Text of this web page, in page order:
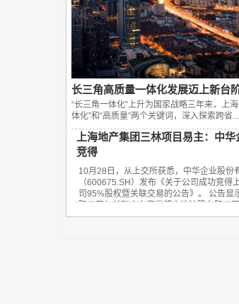
长三角高质量一体化发展迈上新台
“长三角一体化”上升为国家战略三年来，上
体化”和“高质量”两个关键词，深入探索跨省...
上海地产集团三林项目易主：中华
竞得
10月28日，从上交所获悉，中华企业股份
（600675.SH）发布《关于公司成功竞得
司95%股权暨关联交易的公告》。 公告显
限公司与关联方上海世博土地控股有限公